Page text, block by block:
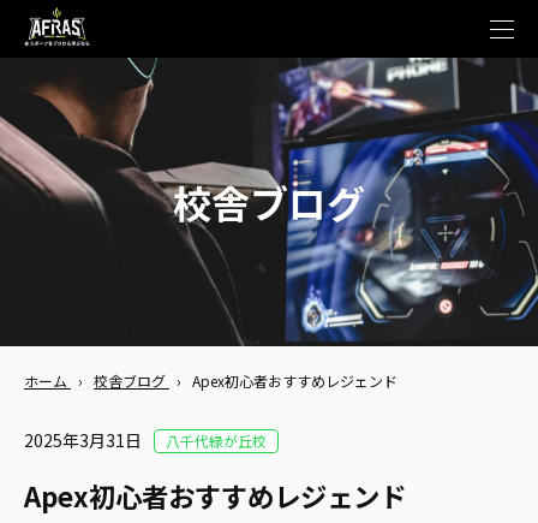
t
e
n
a
v
i
g
a
t
n
校舎ブログ
ホーム › 校舎ブログ › Apex初心者おすすめレジェンド
2025年3月31日 八千代緑が丘校
Apex初心者おすすめレジェンド